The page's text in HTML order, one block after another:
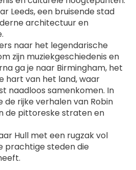
Leeds, een bruisende stad
architectuur en
naar het legendarische
zijn muziekgeschiedenis en
ga je naar Birmingham, het
hart van het land, waar
naadloos samenkomen. In
rijke verhalen van Robin
de pittoreske straten en
Hull met een rugzak vol
prachtige steden die